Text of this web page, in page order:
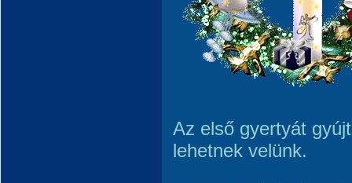
Az első gyertyát
lehetnek velünk.